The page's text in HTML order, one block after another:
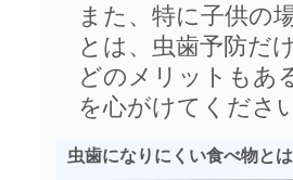
また、特に子供の
とは、虫歯予防だ
どのメリットもあ
を心がけてくださ
虫歯になりにくい食べ物と